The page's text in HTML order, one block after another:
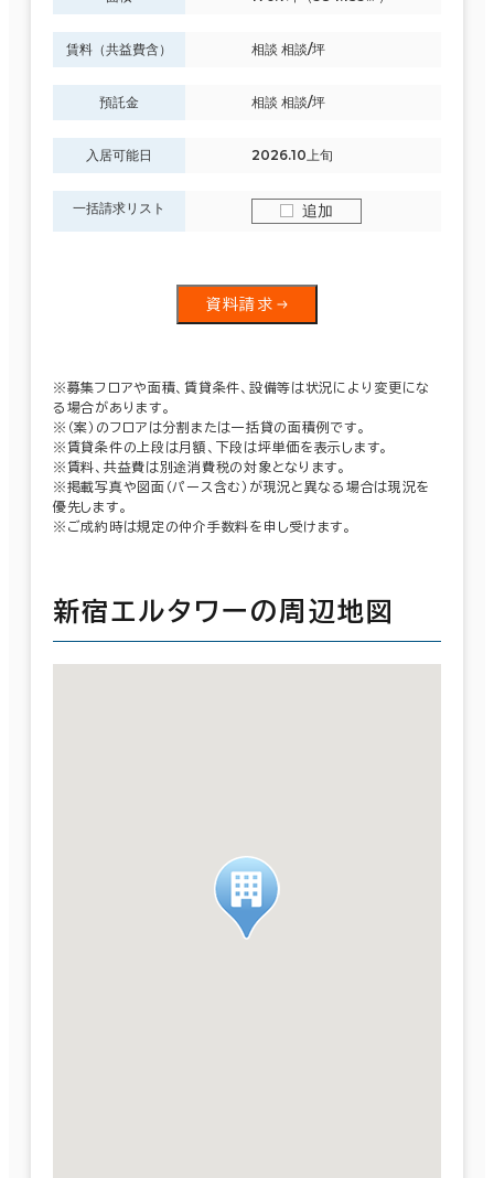
賃料（共益費含） 相談 相談/坪
預託金 相談 相談/坪
入居可能日 2026.10上旬
一括請求リスト 追加
資料請求
※募集フロアや面積、賃貸条件、設備等は状況により変更にな
る場合があります。
※（案）のフロアは分割または一括貸の面積例です。
※賃貸条件の上段は月額、下段は坪単価を表示します。
※賃料、共益費は別途消費税の対象となります。
※掲載写真や図面（パース含む）が現況と異なる場合は現況を
優先します。
※ご成約時は規定の仲介手数料を申し受けます。
新宿エルタワーの周辺地図